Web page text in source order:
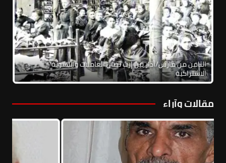
الثامن من مارس/آذار بين إرث نضال العاملات والنسوية
الاشتراكية
مقالات وآراء